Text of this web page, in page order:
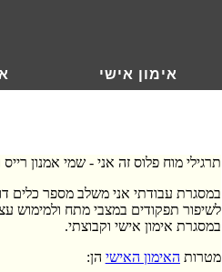
אימון אישי
תרגילי מוח פלוס זה אני - שמי אמנון
במסגרת עבודתי אני משלב מספר כלים
לשיפור תפקודים במצבי מתח ולמימוש
במסגרת אימון אישי וקבוצתי.
מטרות האימון האישי הן: